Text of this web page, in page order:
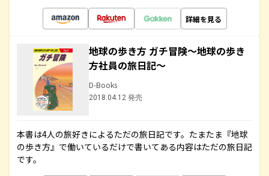
詳細を見る
地球の歩き方 ガチ冒険～地球の歩き
方社員の旅日記～
D-Books
2018.04.12 発売
本書は4人の旅好きによるただの旅日記です。たまたま『地球
の歩き方』で働いているだけで書いてある内容はただの旅日記
です。